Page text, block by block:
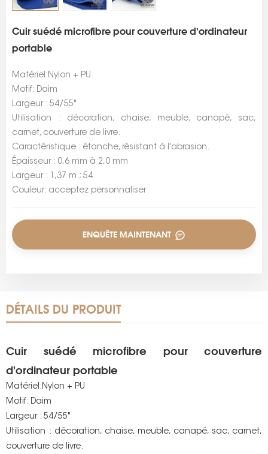
Cuir suédé microfibre pour couverture d'ordinateur
portable
Matériel:Nylon + PU
Motif: Daim
Largeur : 54/55"
Utilisation : décoration, chaise, meuble, canapé, sac,
carnet, couverture de livre.
Caractéristique : étanche, résistant à l'abrasion.
Épaisseur : 0,6 mm à 2,0 mm
Largeur : 1,37 m ; 54
Couleur: acceptez personnaliser
ENQUÊTE MAINTENANT
DÉTAILS DU PRODUIT
Cuir suédé microfibre pour couverture
d'ordinateur portable
Matériel:Nylon + PU
Motif: Daim
Largeur : 54/55"
Utilisation : décoration, chaise, meuble, canapé, sac, carnet,
couverture de livre.